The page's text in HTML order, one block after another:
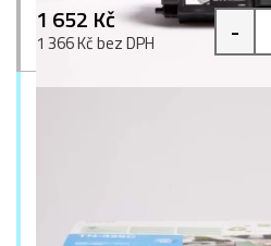
1 652 Kč
1 366 Kč bez DPH -